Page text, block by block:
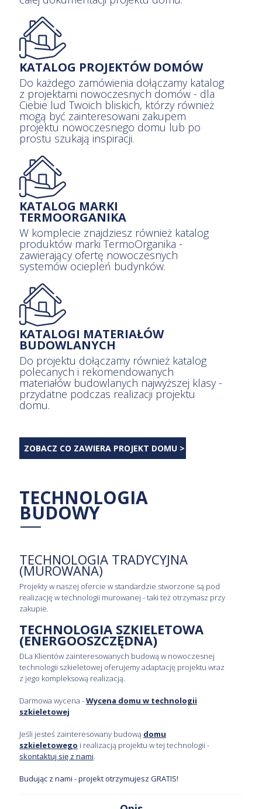
KATALOG PROJEKTÓW DOMÓW
Do każdego zamówienia dołączamy katalog
z projektami nowoczesnych domów - dla
Ciebie lud Twoich bliskich, którzy również
mogą być zainteresowani zakupem
projektu nowoczesnego domu lub po
prostu szukają inspiracji.
KATALOG MARKI
TERMOORGANIKA
W komplecie znajdziesz również katalog
produktów marki TermoOrganika -
zawierający ofertę nowoczesnych
systemów ociepleń budynków.
KATALOGI MATERIAŁÓW
BUDOWLANYCH
Do projektu dołączamy również katalog
polecanych i rekomendowanych
materiałów budowlanych najwyższej klasy -
przydatne podczas realizacji projektu
domu.
ZOBACZ CO ZAWIERA PROJEKT DOMU >
TECHNOLOGIA
BUDOWY
TECHNOLOGIA TRADYCYJNA
(MUROWANA)
Projekty w naszej ofercie w standardzie stworzone są pod
realizację w technologii murowanej - taki też otrzymasz przy
zakupie.
TECHNOLOGIA SZKIELETOWA
(ENERGOOSZCZĘDNA)
DLa Klientów zainteresowanych budową w nowoczesnej
technologii szkieletowej oferujemy adaptację projektu wraz
z jego kompleksową realizacją.
Darmowa wycena -Wycena domu w technologii
szkieletowej
Jeśli jesteś zainteresowany budową domu
szkieletowego i realizacją projektu w tej technologii -
skontaktuj się z nami.
Budując z nami - projekt otrzymujesz GRATIS!